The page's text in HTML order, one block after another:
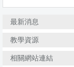
最新消息
教學資源
相關網站連結